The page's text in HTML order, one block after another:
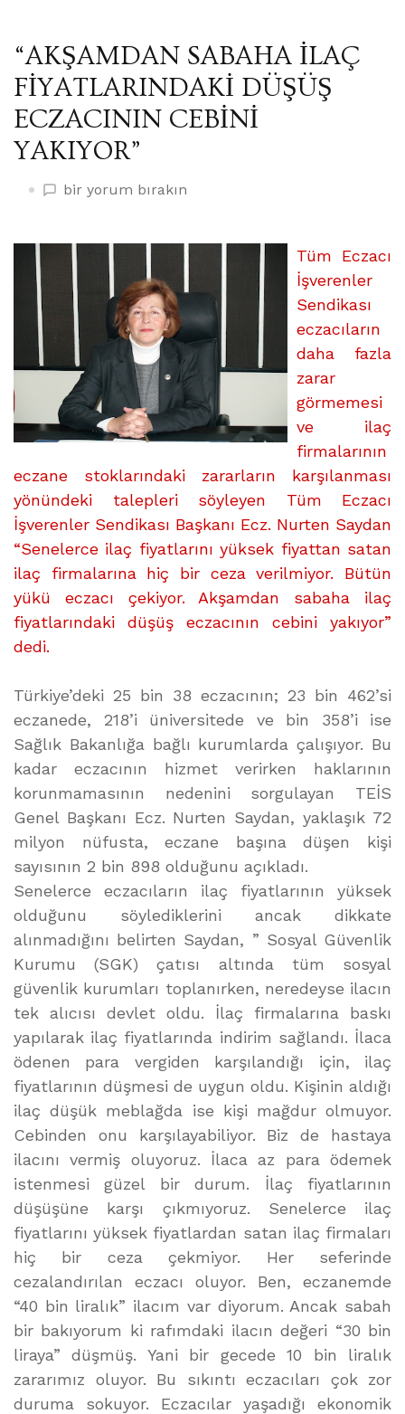
“AKŞAMDAN SABAHA İLAÇ
FİYATLARINDAKİ DÜŞÜŞ
ECZACININ CEBİNİ
YAKIYOR”
“AKŞAMDAN
FİYATLARINDAKİ
DÜŞÜŞ
ECZACININ
CEBİNİ
YAKIYOR”
üzerine
bir yorum bırakın
Tüm Eczacı
İşverenler
Sendikası
eczacıların
daha fazla
zarar
görmemesi
ve ilaç
firmalarının
eczane stoklarındaki zararların karşılanması
yönündeki talepleri söyleyen Tüm Eczacı
İşverenler Sendikası Başkanı Ecz. Nurten Saydan
“Senelerce ilaç fiyatlarını yüksek fiyattan satan
ilaç firmalarına hiç bir ceza verilmiyor. Bütün
yükü eczacı çekiyor. Akşamdan sabaha ilaç
fiyatlarındaki düşüş eczacının cebini yakıyor”
dedi.
Türkiye’deki 25 bin 38 eczacının; 23 bin 462’si
eczanede, 218’i üniversitede ve bin 358’i ise
Sağlık Bakanlığa bağlı kurumlarda çalışıyor. Bu
kadar eczacının hizmet verirken haklarının
korunmamasının nedenini sorgulayan TEİS
Genel Başkanı Ecz. Nurten Saydan, yaklaşık 72
milyon nüfusta, eczane başına düşen kişi
sayısının 2 bin 898 olduğunu açıkladı.
Senelerce eczacıların ilaç fiyatlarının yüksek
olduğunu söylediklerini ancak dikkate
alınmadığını belirten Saydan, ” Sosyal Güvenlik
Kurumu (SGK) çatısı altında tüm sosyal
güvenlik kurumları toplanırken, neredeyse ilacın
tek alıcısı devlet oldu. İlaç firmalarına baskı
yapılarak ilaç fiyatlarında indirim sağlandı. İlaca
ödenen para vergiden karşılandığı için, ilaç
fiyatlarının düşmesi de uygun oldu. Kişinin aldığı
ilaç düşük meblağda ise kişi mağdur olmuyor.
Cebinden onu karşılayabiliyor. Biz de hastaya
ilacını vermiş oluyoruz. İlaca az para ödemek
istenmesi güzel bir durum. İlaç fiyatlarının
düşüşüne karşı çıkmıyoruz. Senelerce ilaç
fiyatlarını yüksek fiyatlardan satan ilaç firmaları
hiç bir ceza çekmiyor. Her seferinde
cezalandırılan eczacı oluyor. Ben, eczanemde
“40 bin liralık” ilacım var diyorum. Ancak sabah
bir bakıyorum ki rafımdaki ilacın değeri “30 bin
liraya” düşmüş. Yani bir gecede 10 bin liralık
zararımız oluyor. Bu sıkıntı eczacıları çok zor
duruma sokuyor. Eczacılar yaşadığı ekonomik